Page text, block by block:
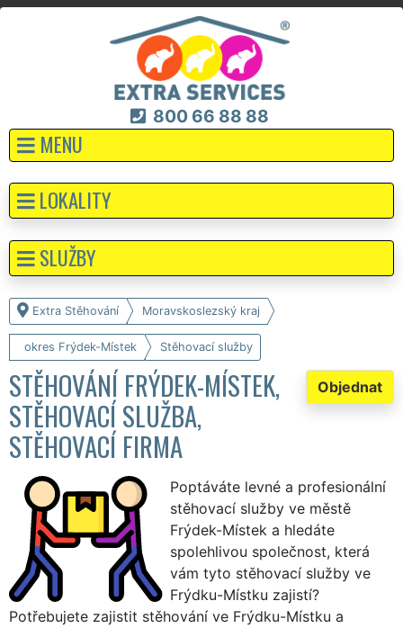
800 66 88 88
MENU
Extra Stěhování Moravskoslezský kraj
okres Frýdek-Místek Stěhovací služby
Objednat
STĚHOVÁNÍ FRÝDEK-MÍSTEK,
STĚHOVACÍ SLUŽBA,
STĚHOVACÍ FIRMA
Poptáváte levné a profesionální
stěhovací služby ve městě
Frýdek-Místek a hledáte
spolehlivou společnost, která
vám tyto stěhovací služby ve
Frýdku-Místku zajistí?
Potřebujete zajistit stěhování ve Frýdku-Místku a
LOKALITY
SLUŽBY